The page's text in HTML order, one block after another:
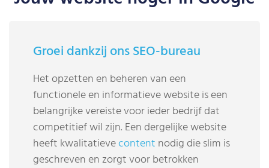
Groei dankzij ons SEO-bureau
Het opzetten en beheren van een
functionele en informatieve website is een
belangrijke vereiste voor ieder bedrijf dat
competitief wil zijn. Een dergelijke website
heeft kwalitatievecontent nodig die slim is
geschreven en zorgt voor betrokken